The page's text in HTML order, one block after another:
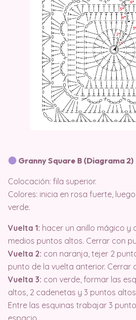
Granny Square B (Diagrama 2)
Colocación: fila superior.
Colores: inicia en rosa fuerte,
verde.
Vuelta 1: hacer un anillo mágico y
medios puntos altos. Cerrar con
Vuelta 2: con naranja, tejer 2
punto de la vuelta anterior. Cerrar
Vuelta 3: con verde, formar las
altos, 2 cadenetas y 3 puntos
Entre las esquinas trabajar 3
espacio.